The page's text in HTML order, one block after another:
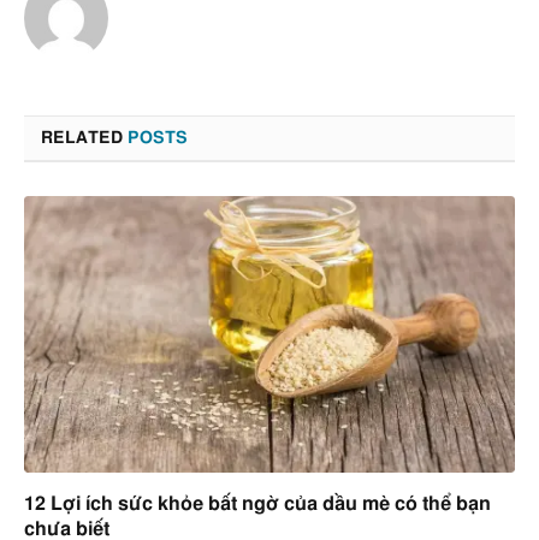
RELATED POSTS
12 Lợi ích sức khỏe bất ngờ của dầu mè có thể bạn
chưa biết